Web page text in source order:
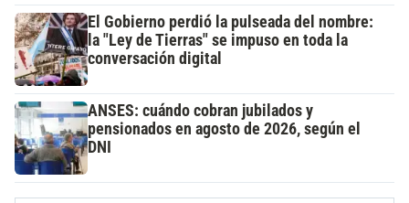
El Gobierno perdió la pulseada del nombre:
la "Ley de Tierras" se impuso en toda la
conversación digital
ANSES: cuándo cobran jubilados y
pensionados en agosto de 2026, según el
DNI